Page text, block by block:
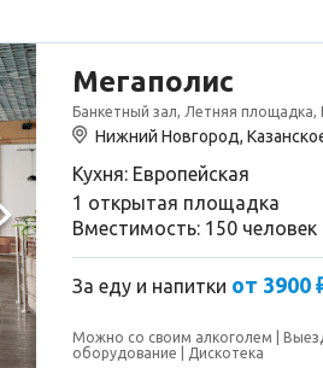
Мегаполис
Банкетный зал, Летняя площадка,
Нижний Новгород,
Кухня: Европейская
1 открытая площадка
Вместимость: 150 человек
За еду и напитки от 3900
Можно со своим алкоголем
оборудование
Дискотека